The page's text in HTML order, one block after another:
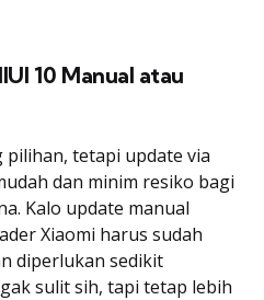
10 Manual atau
tetapi update via
dan minim resiko bagi
Kalo update manual
Xiaomi harus sudah
diperlukan sedikit
sulit sih, tapi tetap lebih